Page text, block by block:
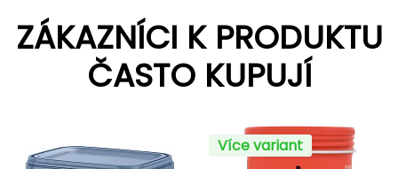
ZÁKAZNÍCI K PRODUKTU
ČASTO KUPUJÍ
Více variant